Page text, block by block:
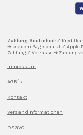
a
g
Zahlung Seelenheil: ✓
➔ bequem & geschützt ✓ Apple
Zahlung ✓ Vorkasse ➔ Zahlung
Impressum
AGB´s
Kontakt
Versandinformationen
DSGVO